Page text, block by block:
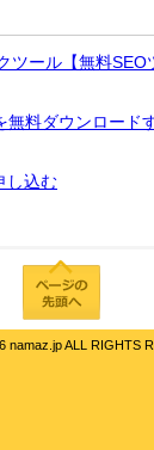
ツール【無料SEO
無料ダウンロード
し込む
namaz.jp ALL RIGHTS